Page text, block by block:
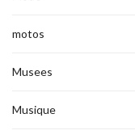
motos
Musees
Musique